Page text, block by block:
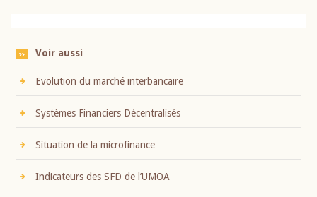
Voir aussi
Evolution du marché interbancaire
Systèmes Financiers Décentralisés
Situation de la microfinance
Indicateurs des SFD de l’UMOA